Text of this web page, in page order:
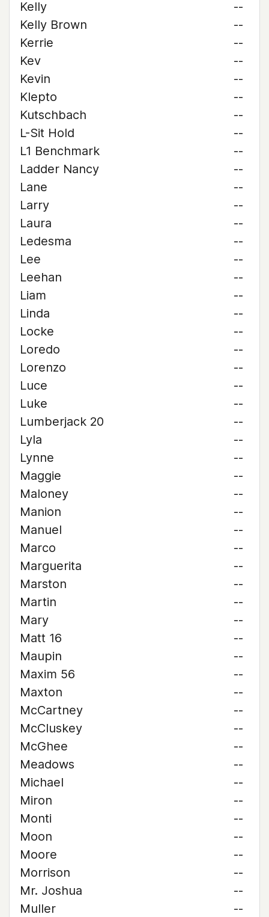
Kelly
--
Kelly Brown
--
Kerrie
--
Kev
--
Kevin
--
Klepto
--
Kutschbach
--
L-Sit Hold
--
L1 Benchmark
--
Ladder Nancy
--
Lane
--
Larry
--
Laura
--
Ledesma
--
Lee
--
Leehan
--
Liam
--
Linda
--
Locke
--
Loredo
--
Lorenzo
--
Luce
--
Luke
--
Lumberjack 20
--
Lyla
--
Lynne
--
Maggie
--
Maloney
--
Manion
--
Manuel
--
Marco
--
Marguerita
--
Marston
--
Martin
--
Mary
--
Matt 16
--
Maupin
--
Maxim 56
--
Maxton
--
McCartney
--
McCluskey
--
McGhee
--
Meadows
--
Michael
--
Miron
--
Monti
--
Moon
--
Moore
--
Morrison
--
Mr. Joshua
--
Muller
--